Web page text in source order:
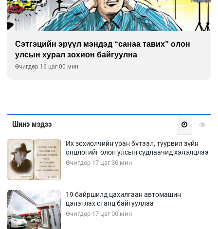
Сэтгэцийн эрүүл мэндэд “санаа тавих” олон
улсын хурал зохион байгуулна
Өчигдөр 16 цаг 00 мин
Шинэ мэдээ
Их зохиолчийн уран бүтээл, туурвил зүйн
онцлогийг олон улсын судлаачид хэлэлцлээ
Өчигдөр 17 цаг 30 мин
19 байршилд цахилгаан автомашин
цэнэглэх станц байгууллаа
Өчигдөр 17 цаг 00 мин